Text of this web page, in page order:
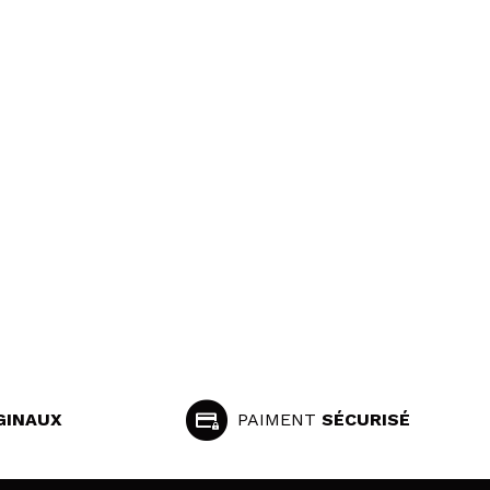
PAIMENT SÉCURISÉ